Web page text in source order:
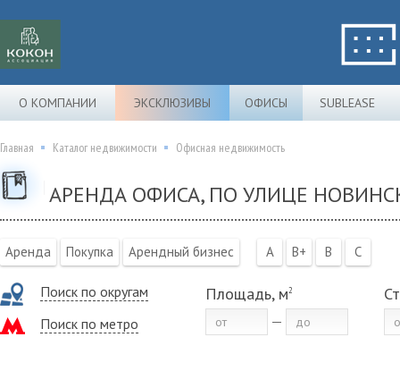
О КОМПАНИИ ЭКСКЛЮЗИВЫ ОФИСЫ SUBLEASE
Главная Каталог недвижимости Офисная недвижимость
АРЕНДА ОФИСА, ПО УЛИЦЕ
Аренда Покупка Арендный бизнес A B+ B C
Поиск по округам
Поиск по метро
Площадь, м2